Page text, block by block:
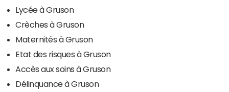
Lycée à Gruson
Crèches à Gruson
Maternités à Gruson
Etat des risques à Gruson
Accès aux soins à Gruson
Délinquance à Gruson